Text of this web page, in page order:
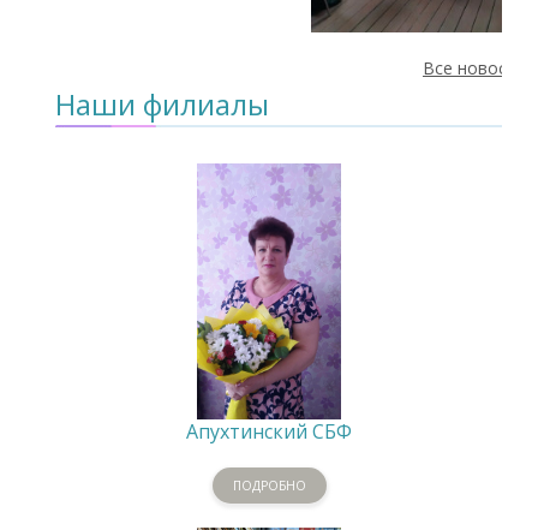
Все новости
Наши филиалы
Апухтинский СБФ
ПОДРОБНО